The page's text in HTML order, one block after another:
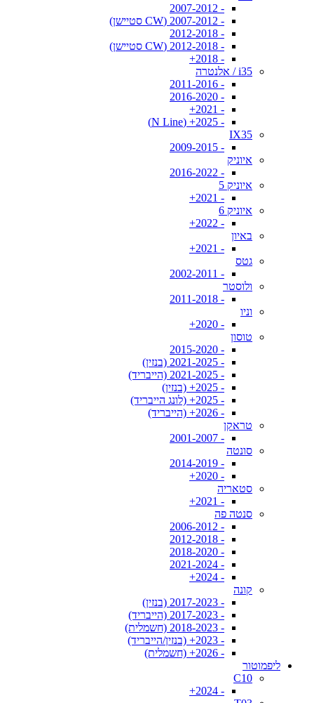
- 2007-2012
- 2007-2012 (CW סטיישן)
- 2012-2018
- 2012-2018 (CW סטיישן)
- 2018+
i35 / אלנטרה
- 2011-2016
- 2016-2020
- 2021+
- 2025+ (N Line)
IX35
- 2009-2015
איוניק
- 2016-2022
איוניק 5
- 2021+
איוניק 6
- 2022+
באיון
- 2021+
גטס
- 2002-2011
ולוסטר
- 2011-2018
וניו
- 2020+
טוסון
- 2015-2020
- 2021-2025 (בנזין)
- 2021-2025 (הייבריד)
- 2025+ (בנזין)
- 2025+ (לונג הייבריד)
- 2026+ (הייבריד)
טראקן
- 2001-2007
סונטה
- 2014-2019
- 2020+
סטאריה
- 2021+
סנטה פה
- 2006-2012
- 2012-2018
- 2018-2020
- 2021-2024
- 2024+
קונה
- 2017-2023 (בנזין)
- 2017-2023 (הייבריד)
- 2018-2023 (חשמלית)
- 2023+ (בנזין/הייבריד)
- 2026+ (חשמלית)
ליפמוטור
C10
- 2024+